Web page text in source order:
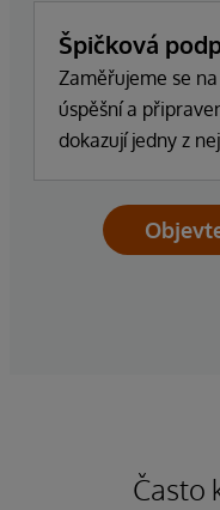
Špičková
Zaměřujeme se
úspěšní a
dokazují jedny z
Často